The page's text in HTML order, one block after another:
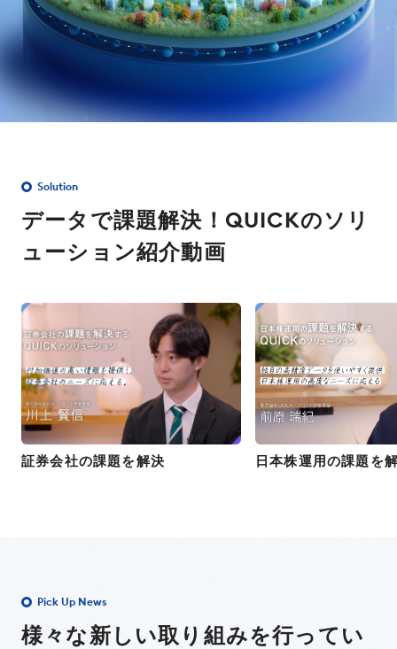
Solution
データで課題解決！QUICKのソリ
ューション紹介動画
証券会社の課題を解決 日本株運用の課題を
Pick Up News
様々な新しい取り組みを行ってい